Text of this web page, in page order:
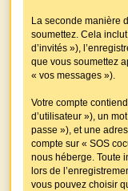
La seconde manière
soumettez. Cela
d’invités »),
que vous soumettez
« vos messages »).
Votre compte
d’utilisateur »), un
passe »), et une
compte sur « SOS
nous héberge. Toute
lors de
vous pouvez choisir